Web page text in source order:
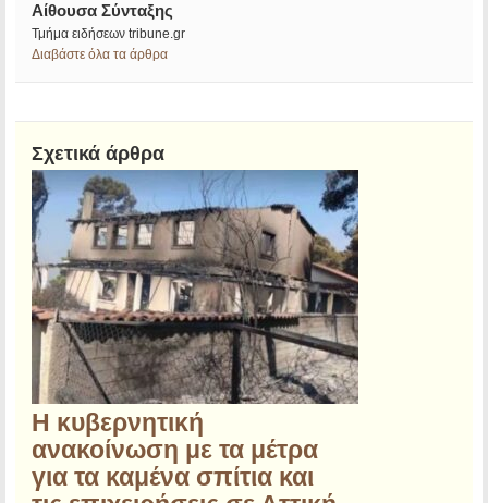
Αίθουσα Σύνταξης
Τμήμα ειδήσεων tribune.gr
Διαβάστε όλα τα άρθρα
Σχετικά άρθρα
Η κυβερνητική
ανακοίνωση με τα μέτρα
για τα καμένα σπίτια και